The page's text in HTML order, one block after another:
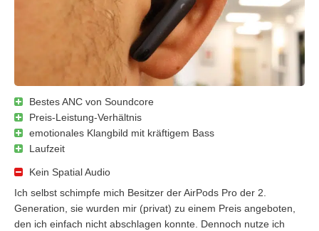
Bestes ANC von Soundcore
Preis-Leistung-Verhältnis
emotionales Klangbild mit kräftigem Bass
Laufzeit
Kein Spatial Audio
Ich selbst schimpfe mich Besitzer der AirPods Pro der 2.
Generation, sie wurden mir (privat) zu einem Preis angeboten,
den ich einfach nicht abschlagen konnte. Dennoch nutze ich